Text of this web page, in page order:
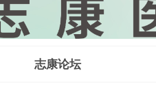
志康论坛